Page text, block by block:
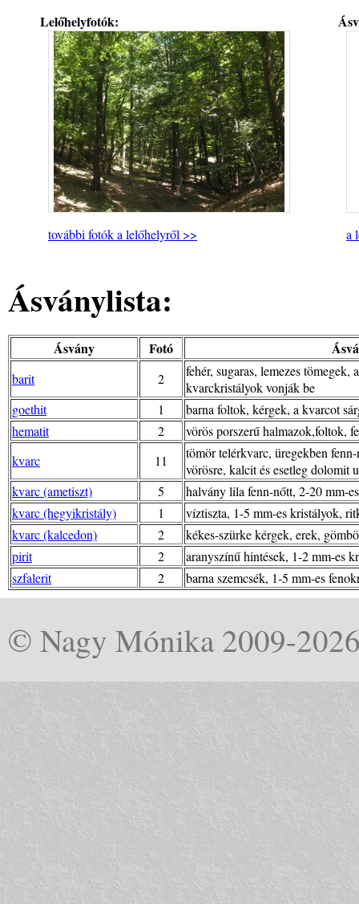
Lelőhelyfotók:
további fotók a lelőhelyről >> a
Ásványlista:
Ásvány Fotó
barit 2
fehér, sugaras, lemezes
kvarckristályok vonják be
goethit
1
barna foltok, kérgek, a kvarcot
hematit
2
vörös porszerű halmazok,foltok,
kvarc
11
tömör telérkvarc, üregekben
vörösre, kalcit és esetleg dolomit
kvarc (ametiszt)
5
halvány lila fenn-nőtt, 2-20 mm-
kvarc (hegyikristály)
1
víztiszta, 1-5 mm-es kristályok,
kvarc (kalcedon)
2
kékes-szürke kérgek, erek,
pirit
2
aranyszínű hintések, 1-2 mm-es
szfalerit
2 barna szemcsék, 1-5 mm-es
© Nagy Mónika 2009-